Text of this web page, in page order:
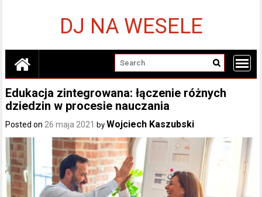
DJ NA WESELE
Edukacja zintegrowana: łączenie różnych
dziedzin w procesie nauczania
Posted on 26 maja 2021 by Wojciech Kaszubski